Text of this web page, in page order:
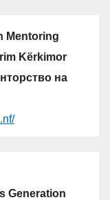
Mentoring
Kërkimor
на
Generation